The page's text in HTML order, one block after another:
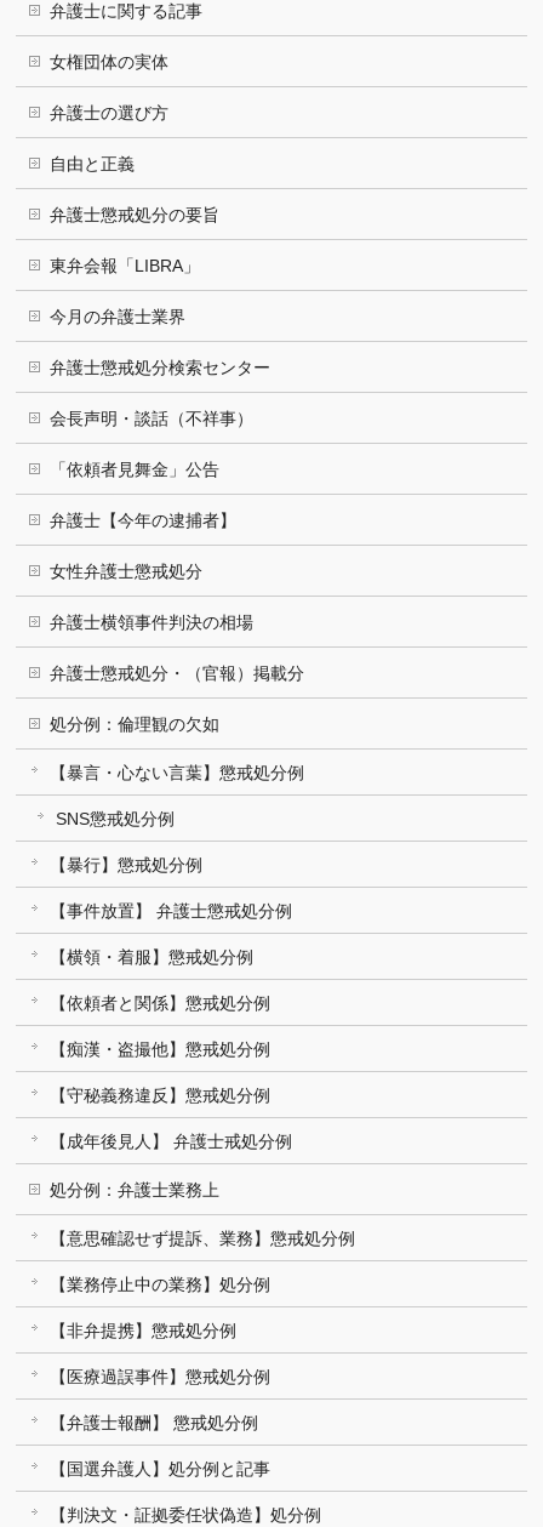
弁護士に関する記事
女権団体の実体
弁護士の選び方
自由と正義
弁護士懲戒処分の要旨
東弁会報「LIBRA」
今月の弁護士業界
弁護士懲戒処分検索センター
会長声明・談話（不祥事）
「依頼者見舞金」公告
弁護士【今年の逮捕者】
女性弁護士懲戒処分
弁護士横領事件判決の相場
弁護士懲戒処分・（官報）掲載分
処分例：倫理観の欠如
【暴言・心ない言葉】懲戒処分例
SNS懲戒処分例
【暴行】懲戒処分例
【事件放置】 弁護士懲戒処分例
【横領・着服】懲戒処分例
【依頼者と関係】懲戒処分例
【痴漢・盗撮他】懲戒処分例
【守秘義務違反】懲戒処分例
【成年後見人】 弁護士戒処分例
処分例：弁護士業務上
【意思確認せず提訴、業務】懲戒処分例
【業務停止中の業務】処分例
【非弁提携】懲戒処分例
【医療過誤事件】懲戒処分例
【弁護士報酬】 懲戒処分例
【国選弁護人】処分例と記事
【判決文・証拠委任状偽造】処分例